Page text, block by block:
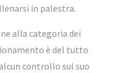
in palestra.
alla categoria dei
è del tutto
controllo sul suo